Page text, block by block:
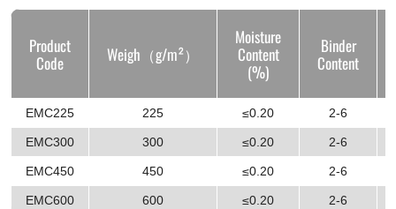
resin
(VE),Epoxy
resin
(EP),
etc.
Product
Code Weigh（g/m²）
Moisture
Content
(%)
Binder
Content
EMC225 225 ≤0.20 2-6
EMC300 300 ≤0.20 2-6
EMC450 450 ≤0.20 2-6
EMC600 600 ≤0.20 2-6